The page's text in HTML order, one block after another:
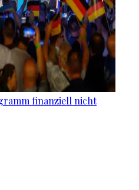
finanziell nicht